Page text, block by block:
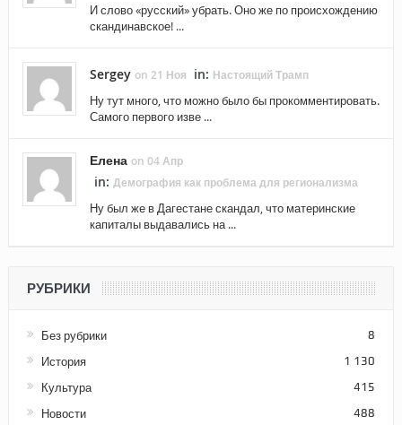
И слово «русский» убрать. Оно же по происхождению
скандинавское! ...
Sergey on 21 Ноя in: Настоящий Трамп
Ну тут много, что можно было бы прокомментировать.
Самого первого изве ...
Елена on 04 Апр
in: Демография как проблема для регионализма
Ну был же в Дагестане скандал, что материнские
капиталы выдавались на ...
РУБРИКИ
Без рубрики 8
История 1 130
Культура 415
Новости 488